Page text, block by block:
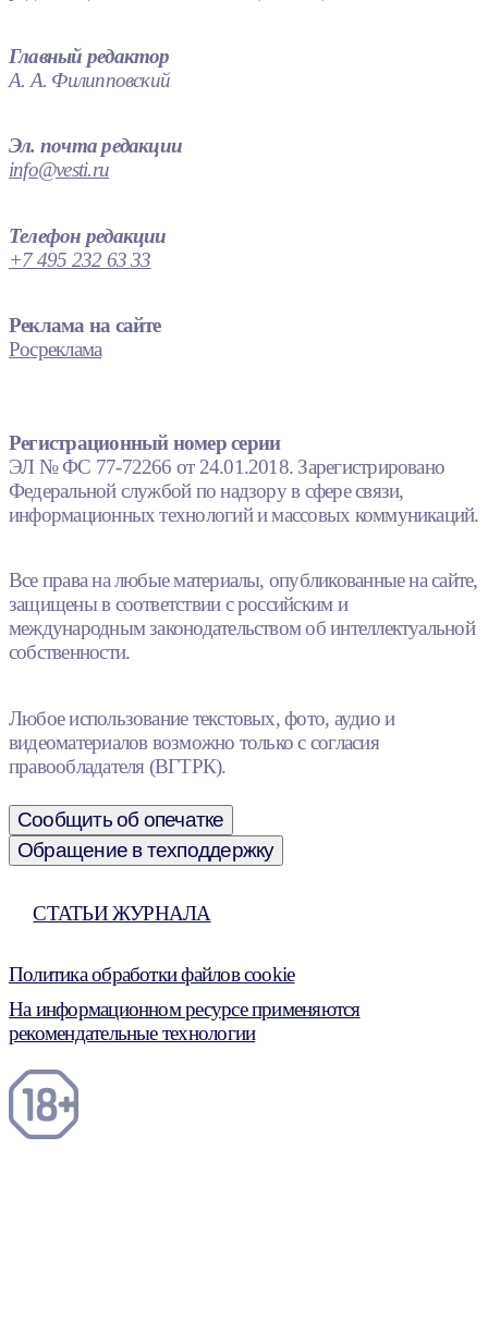
Главный редактор
А. А. Филипповский
Эл. почта редакции
info@vesti.ru
Телефон редакции
+7 495 232 63 33
Реклама на сайте
Росреклама
Регистрационный номер серии
ЭЛ № ФС 77-72266 от 24.01.2018. Зарегистрировано
Федеральной службой по надзору в сфере связи,
информационных технологий и массовых коммуникаций.
Все права на любые материалы, опубликованные на сайте,
защищены в соответствии с российским и
международным законодательством об интеллектуальной
собственности.
Любое использование текстовых, фото, аудио и
видеоматериалов возможно только с согласия
правообладателя (ВГТРК).
Сообщить об опечатке
Обращение в техподдержку
СТАТЬИ ЖУРНАЛА
Политика обработки файлов cookie
На информационном ресурсе применяются
рекомендательные технологии